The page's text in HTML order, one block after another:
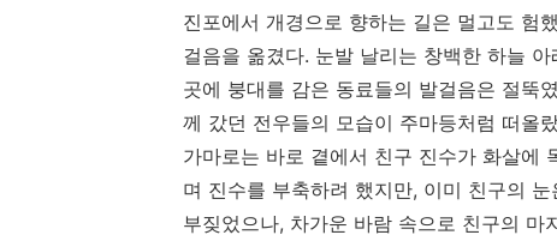
진포에서 개경으로 향하는 길은 멀고도 험
걸음을 옮겼다. 눈발 날리는 창백한 하늘
곳에 붕대를 감은 동료들의 발걸음은 절뚝
께 갔던 전우들의 모습이 주마등처럼 떠올
가마로는 바로 곁에서 친구 진수가 화살에
며 진수를 부축하려 했지만, 이미 친구의
부짖었으나, 차가운 바람 속으로 친구의